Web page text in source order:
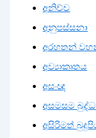
අනිච්ච
අනුපස්සනා
අරහතන්
අව්‍යාකෘතය
අසංඥ
අසමසම
අසිරිමත්